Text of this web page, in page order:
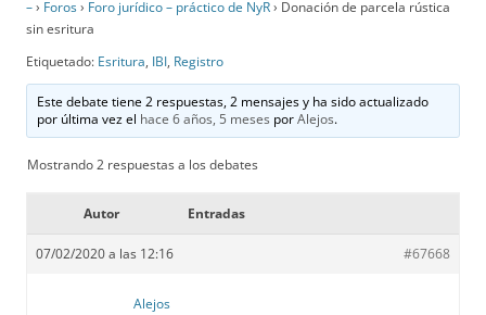
–› Foros› Foro jurídico – práctico de NyR› Donación de parcela rústica
sin esritura
Etiquetado: Esritura, IBI, Registro
Este debate tiene 2 respuestas, 2 mensajes y ha sido actualizado
por última vez el hace 6 años, 5 meses porAlejos.
Mostrando 2 respuestas a los debates
Autor Entradas
07/02/2020 a las 12:16 #67668
Alejos